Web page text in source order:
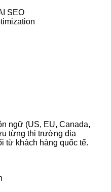
SEO
ngữ (US, EU, Canada,
từng thị trường địa
từ khách hàng quốc tế.